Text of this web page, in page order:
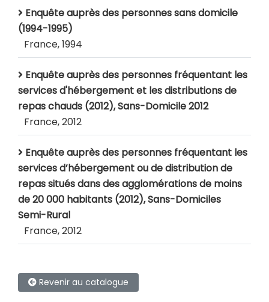
Enquête auprès des personnes sans domicile
(1994-1995)
France, 1994
Enquête auprès des personnes fréquentant les
services d'hébergement et les distributions de
repas chauds (2012), Sans-Domicile 2012
France, 2012
Enquête auprès des personnes fréquentant les
services d’hébergement ou de distribution de
repas situés dans des agglomérations de moins
de 20 000 habitants (2012), Sans-Domiciles
Semi-Rural
France, 2012
Revenir au catalogue